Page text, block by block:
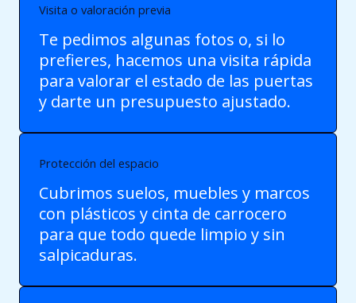
Visita o valoración previa
Te pedimos algunas fotos o, si lo
prefieres, hacemos una visita rápida
para valorar el estado de las puertas
y darte un presupuesto ajustado.
Protección del espacio
Cubrimos suelos, muebles y marcos
con plásticos y cinta de carrocero
para que todo quede limpio y sin
salpicaduras.